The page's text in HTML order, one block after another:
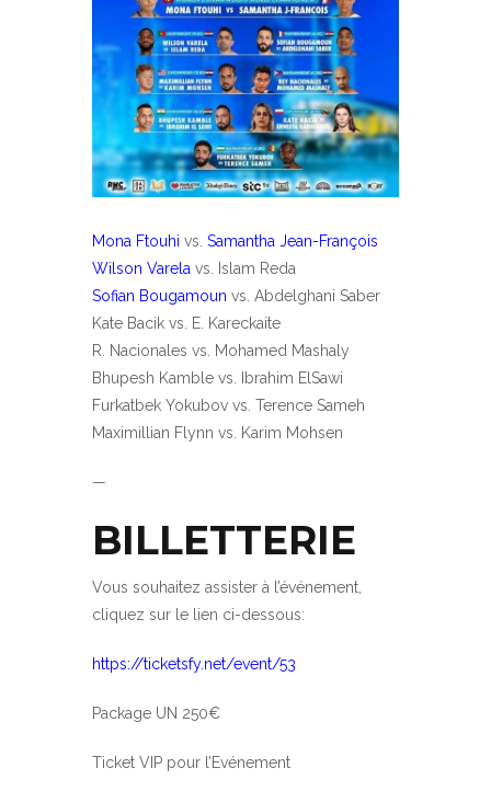
Mona Ftouhi vs. Samantha Jean-François
Wilson Varela vs. Islam Reda
Sofian Bougamoun vs. Abdelghani Saber
Kate Bacik vs. E. Kareckaite
R. Nacionales vs. Mohamed Mashaly
Bhupesh Kamble vs. Ibrahim ElSawi
Furkatbek Yokubov vs. Terence Sameh
Maximillian Flynn vs. Karim Mohsen
—
BILLETTERIE
Vous souhaitez assister à l’événement,
cliquez sur le lien ci-dessous:
https://ticketsfy.net/event/53
Package UN 250€
Ticket VIP pour l’Evénement